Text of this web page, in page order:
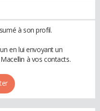
à son profil.
en lui envoyant un
à vos contacts.